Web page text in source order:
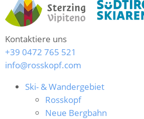
Kontaktiere uns
+39 0472 765 521
info@rosskopf.com
Ski- & Wandergebiet
Rosskopf
Neue Bergbahn